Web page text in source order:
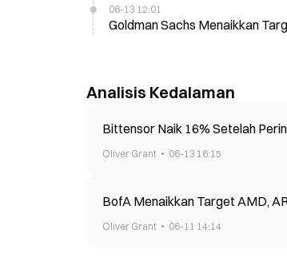
06-13 12:01
Goldman Sachs Menaikkan
Analisis Kedalaman
Bittensor Naik 16% Setelah
Oliver Grant 06-13 16:15
BofA Menaikkan Target AMD,
Oliver Grant 06-11 14:14